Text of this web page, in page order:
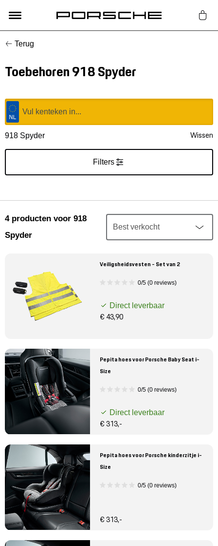
Lifestyle
Auto Accessoires
Classic
Nieuw
Mijn account
Meer Porsche
Porsche informatie
Terug
Toebehoren 918 Spyder
918 Spyder Wissen
Filters
4producten voor 918
Spyder
Veiligsheidsvesten - Set van 2
0/5 (0 reviews)
Direct leverbaar
€ 43,90
Pepita hoes voor Porsche Baby Seat i-
Size
0/5 (0 reviews)
Direct leverbaar
€ 313,-
Pepita hoes voor Porsche kinderzitje i-
Size
0/5 (0 reviews)
€ 313,-